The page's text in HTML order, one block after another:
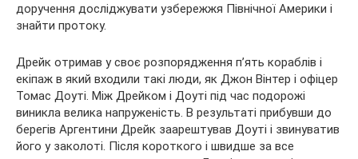
доручення досліджувати узбережжя Північної Америки і
знайти протоку.
Дрейк отримав у своє розпорядження п’ять кораблів і
екіпаж в який входили такі люди, як Джон Вінтер і офіцер
Томас Доуті. Між Дрейком і Доуті під час подорожі
виникла велика напруженість. В результаті прибувши до
берегів Аргентини Дрейк заарештував Доуті і звинуватив
його у заколоті. Після короткого і швидше за все